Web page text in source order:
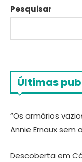
Pesquisar
Últimas
“Os armários
Annie Ernaux
Descoberta em